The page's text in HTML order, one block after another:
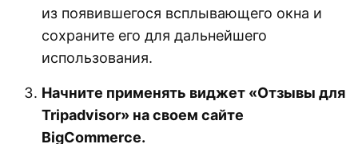
из появившегося всплывающего окна и
сохраните его для дальнейшего
использования.
Начните применять виджет «Отзывы для
Tripadvisor» на своем сайте
BigCommerce.